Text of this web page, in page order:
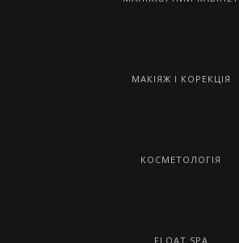
МАКІЯЖ І КОРЕКЦІЯ
КОСМЕТОЛОГІЯ
FLOAT SPA